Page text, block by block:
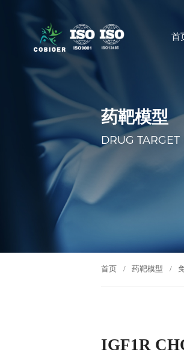
首
药靶模型
DRUG
首页 / 药靶模型 /
IGF1R